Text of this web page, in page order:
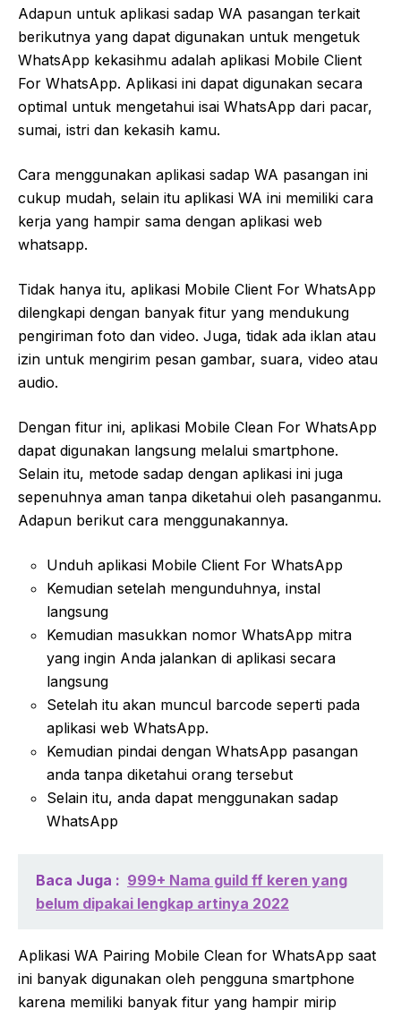
Adapun untuk aplikasi sadap WA pasangan terkait
berikutnya yang dapat digunakan untuk mengetuk
WhatsApp kekasihmu adalah aplikasi Mobile Client
For WhatsApp. Aplikasi ini dapat digunakan secara
optimal untuk mengetahui isai WhatsApp dari pacar,
sumai, istri dan kekasih kamu.
Cara menggunakan aplikasi sadap WA pasangan ini
cukup mudah, selain itu aplikasi WA ini memiliki cara
kerja yang hampir sama dengan aplikasi web
whatsapp.
Tidak hanya itu, aplikasi Mobile Client For WhatsApp
dilengkapi dengan banyak fitur yang mendukung
pengiriman foto dan video. Juga, tidak ada iklan atau
izin untuk mengirim pesan gambar, suara, video atau
audio.
Dengan fitur ini, aplikasi Mobile Clean For WhatsApp
dapat digunakan langsung melalui smartphone.
Selain itu, metode sadap dengan aplikasi ini juga
sepenuhnya aman tanpa diketahui oleh pasanganmu.
Adapun berikut cara menggunakannya.
Unduh aplikasi Mobile Client For WhatsApp
Kemudian setelah mengunduhnya, instal
langsung
Kemudian masukkan nomor WhatsApp mitra
yang ingin Anda jalankan di aplikasi secara
langsung
Setelah itu akan muncul barcode seperti pada
aplikasi web WhatsApp.
Kemudian pindai dengan WhatsApp pasangan
anda tanpa diketahui orang tersebut
Selain itu, anda dapat menggunakan sadap
WhatsApp
Baca Juga : 999+ Nama guild ff keren yang
belum dipakai lengkap artinya 2022
Aplikasi WA Pairing Mobile Clean for WhatsApp saat
ini banyak digunakan oleh pengguna smartphone
karena memiliki banyak fitur yang hampir mirip